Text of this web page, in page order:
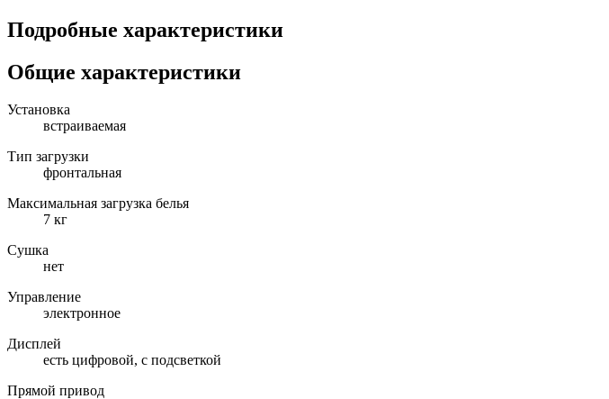
Подробные характеристики
Общие характеристики
Установка
встраиваемая
Тип загрузки
фронтальная
Максимальная загрузка белья
7 кг
Сушка
нет
Управление
электронное
Дисплей
есть цифровой, с подсветкой
Прямой привод